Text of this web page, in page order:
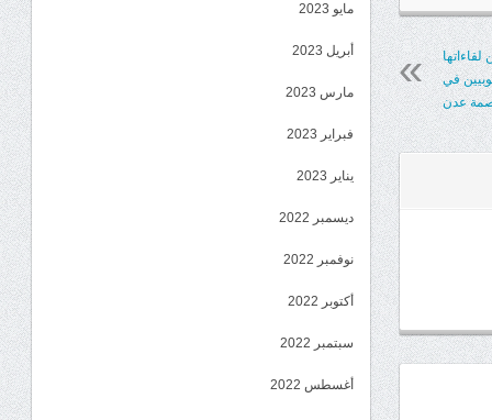
لقاءاتها
في
عدن
مايو 2023
أبريل 2023
مارس 2023
فبراير 2023
يناير 2023
ديسمبر 2022
نوفمبر 2022
أكتوبر 2022
سبتمبر 2022
أغسطس 2022